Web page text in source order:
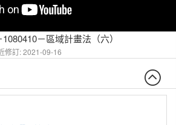
－區域計畫法（六）
修訂: 2021-09-16